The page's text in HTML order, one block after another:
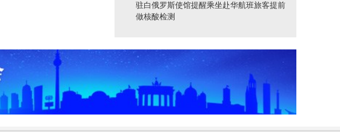
驻白俄罗斯使馆提醒乘坐赴华航班旅客提前
做核酸检测